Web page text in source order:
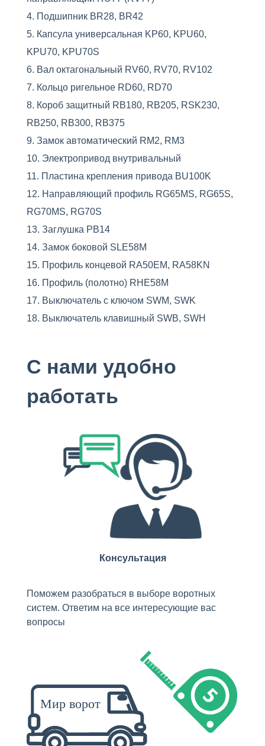
Подшипник BR28, BR42
Капсула универсальная KP60, KPU60,
KPU70, KPU70S
Вал октагональный RV60, RV70, RV102
Кольцо ригельное RD60, RD70
Короб защитный RB180, RB205, RSK230,
RB250, RB300, RB375
Замок автоматический RM2, RM3
Электропривод внутривальный
Пластина крепления привода BU100K
Направляющий профиль RG65MS, RG65S,
RG70MS, RG70S
Заглушка PB14
Замок боковой SLE58M
Профиль концевой RA50EM, RA58KN
Профиль (полотно) RHE58M
Выключатель с ключом SWM, SWK
Выключатель клавишный SWB, SWH
С нами удобно
работать
Консультация
Поможем разобраться в выборе воротных
систем. Ответим на все интересующие вас
вопросы